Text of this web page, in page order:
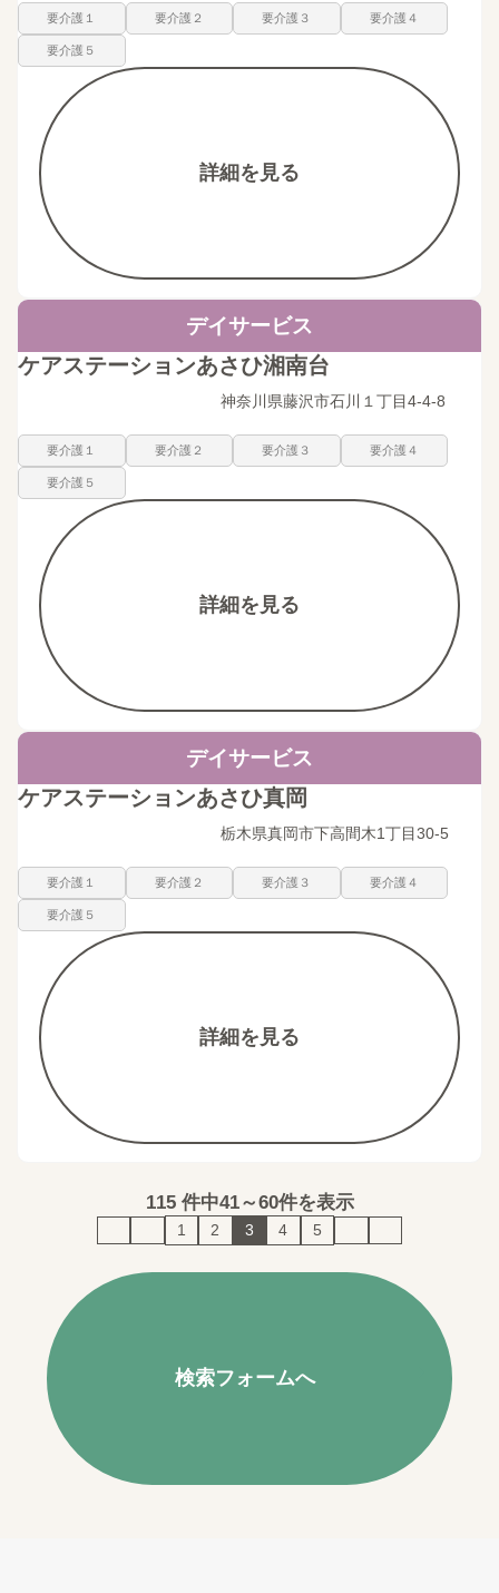
要介護１ 要介護２ 要介護３ 要介護４
要介護５
詳細を見る
デイサービス
ケアステーションあさひ湘南台
神奈川県藤沢市石川１丁目4-4-8
要介護１ 要介護２ 要介護３ 要介護４
要介護５
詳細を見る
デイサービス
ケアステーションあさひ真岡
栃木県真岡市下高間木1丁目30-5
要介護１ 要介護２ 要介護３ 要介護４
要介護５
詳細を見る
115件中41～60件を表示
1 2 3 4 5
検索フォームへ